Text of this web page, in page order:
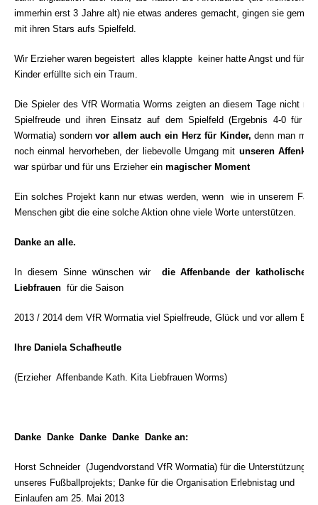
immerhin erst 3 Jahre alt) nie etwas anderes gemacht, gingen sie
mit ihren Stars aufs Spielfeld.
Wir Erzieher waren begeistert  alles klappte  keiner hatte Angst und für
Kinder erfüllte sich ein Traum.
Die Spieler des VfR Wormatia Worms zeigten an diesem Tage nicht nur
Spielfreude und ihren Einsatz auf dem Spielfeld (Ergebnis 4-0 für
Wormatia) sondernvor allem auch ein Herz für Kinder,dennman
noch einmal hervorheben, der liebevolle Umgang mit unseren
war spürbar und für uns Erzieher ein  magischer Moment
Ein solches Projekt kann nur etwas werden, wenn  wie in unserem Falle
Menschen gibt die eine solche Aktion ohne viele Worte unterstützen.
Danke an alle.
In diesem Sinne wünschen wir  die Affenbande der katholischen
Liebfrauen  für die Saison
2013 / 2014 dem VfR Wormatia viel Spielfreude, Glück und vor allem
Ihre Daniela Schafheutle
(Erzieher  Affenbande Kath. Kita Liebfrauen Worms)
Danke  Danke  Danke  Danke  Danke an:
Horst Schneider (Jugendvorstand VfR Wormatia) für die Unterstützung
unseres Fußballprojekts; Danke für die Organisation Erlebnistag und
Einlaufen am 25. Mai 2013